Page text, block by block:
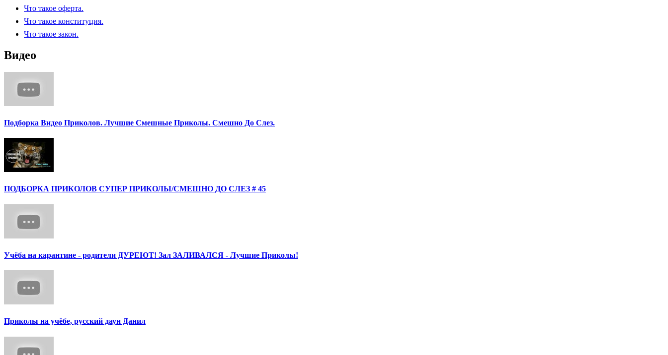
Что такое оферта.
Что такое конституция.
Что такое закон.
Видео
Подборка Видео Приколов. Лучшие Смешные Приколы. Смешно До Слез.
ПОДБОРКА ПРИКОЛОВ СУПЕР ПРИКОЛЫ/СМЕШНО ДО СЛЕЗ # 45
Учёба на карантине - родители ДУРЕЮТ! Зал ЗАЛИВАЛСЯ - Лучшие Приколы!
Приколы на учёбе, русский даун Данил